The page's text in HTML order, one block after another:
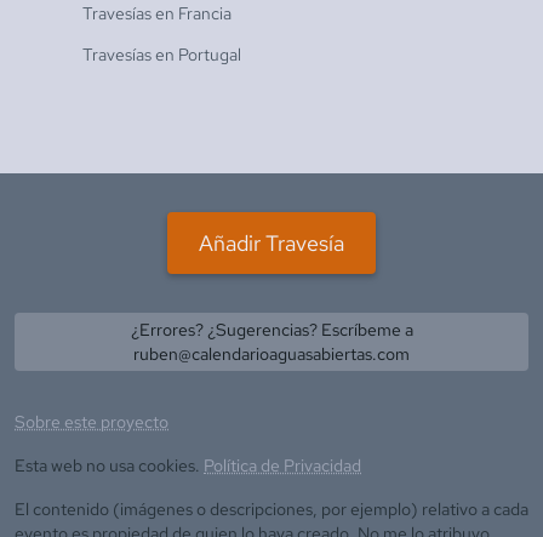
Travesías en Francia
Travesías en Portugal
Añadir Travesía
¿Errores? ¿Sugerencias? Escríbeme a
ruben@calendarioaguasabiertas.com
Sobre este proyecto
Esta web no usa cookies. Política de Privacidad
El contenido (imágenes o descripciones, por ejemplo) relativo a cada